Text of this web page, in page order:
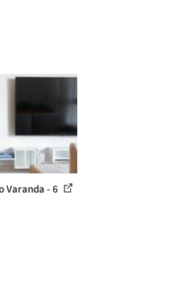
Varanda - 6